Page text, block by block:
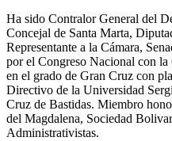
Ha sido Contralor General del
Concejal de Santa Marta,
Representante a la Cámara,
por el Congreso Nacional con
en el grado de Gran Cruz con
Directivo de la Universidad
Cruz de Bastidas. Miembro
del Magdalena, Sociedad
Administrativistas.